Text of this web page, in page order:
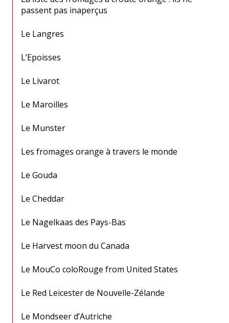
passent pas inaperçus
Le Langres
L’Epoisses
Le Livarot
Le Maroilles
Le Munster
Les fromages orange à travers le monde
Le Gouda
Le Cheddar
Le Nagelkaas des Pays-Bas
Le Harvest moon du Canada
Le MouCo coloRouge from United States
Le Red Leicester de Nouvelle-Zélande
Le Mondseer d’Autriche